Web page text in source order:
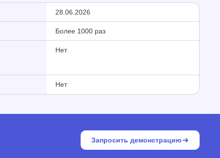
28.06.2026
Более 1000 раз
Нет
Нет
Запросить демонстрацию